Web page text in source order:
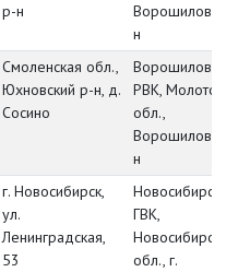
р-н
Ворошиловский
н
Смоленская обл.,
Юхновский р-н, д.
Сосино
Ворошиловский
РВК,
обл.,
Ворошиловский
н
г. Новосибирск,
ул.
Ленинградская,
53
Новосибирский
ГВК,
Новосибирская
обл., г.